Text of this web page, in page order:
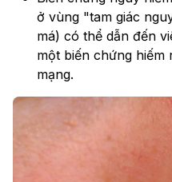
ở vùng "tam giác
má) có thể dẫn đến
một biến chứng hiếm
mạng.